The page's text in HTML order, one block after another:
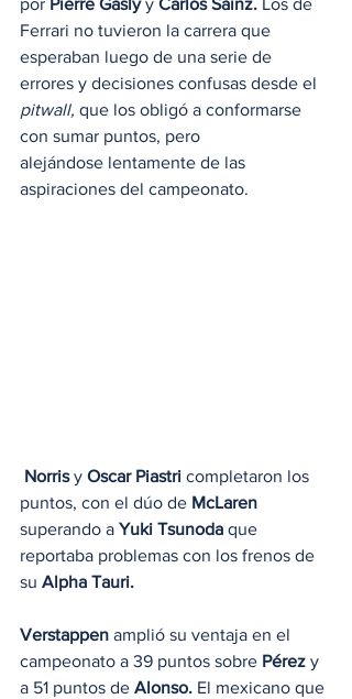
Ferrari no tuvieron la carrera que
esperaban luego de una serie de
errores y decisiones confusas desde el
pitwall, que los obligó a conformarse
con sumar puntos, pero
alejándose lentamente de las
aspiraciones del campeonato.
Norris y Oscar Piastri completaron los
puntos, con el dúo de McLaren
superando a Yuki Tsunoda que
reportaba problemas con los frenos de
su Alpha Tauri.
Verstappen amplió su ventaja en el
campeonato a 39 puntos sobre Pérez y
a 51 puntos de Alonso. El mexicano que